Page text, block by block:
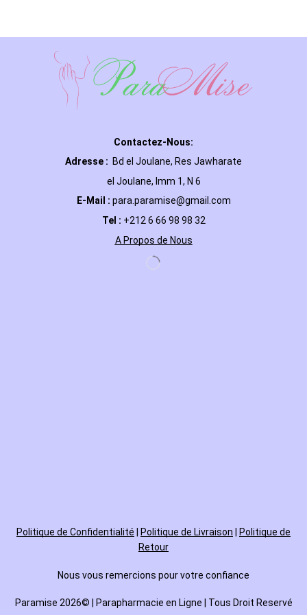
Contactez-Nous:
Adresse : Bd el Joulane, Res Jawharate
el Joulane, Imm 1, N 6
E-Mail : para.paramise@gmail.com
Tel : +212 6 66 98 98 32
A Propos de Nous
Politique de Confidentialité Politique de Livraison
Politique de
Retour
Nous vous remercions pour votre confiance
Paramise 2026© | Parapharmacie en Ligne | Tous Droit Reservé